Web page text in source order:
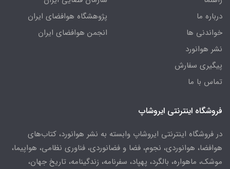
درباره ما
خواندنی ها
نشر هوانورد
پیگیری سفارش
تماس با ما
پژوهشگاه هوافضای ایران
انجمن هوافضای ایران
فروشگاه اینترنتی ایروشاپ
در فروشگاه اینترنتی ایروشاپ وابسته به نشر هوانورد، کتاب‌های
هوافضا، هوانوردی، نجوم، فضا و فضانوردی، فناوری نظامی، هواپیما،
موشک، ماهواره، بالگرد، پهپاد، سفرنامه، زندگینامه، تاریخ جهان،